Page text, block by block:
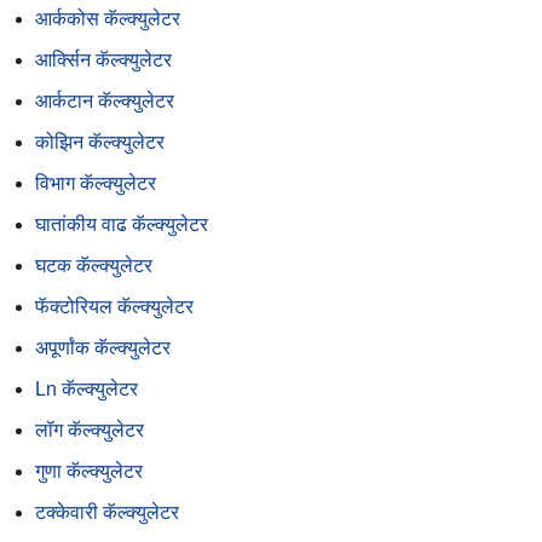
आर्ककोस कॅल्क्युलेटर
आर्क्सिन कॅल्क्युलेटर
आर्कटान कॅल्क्युलेटर
कोझिन कॅल्क्युलेटर
विभाग कॅल्क्युलेटर
घातांकीय वाढ कॅल्क्युलेटर
घटक कॅल्क्युलेटर
फॅक्टोरियल कॅल्क्युलेटर
अपूर्णांक कॅल्क्युलेटर
Ln कॅल्क्युलेटर
लॉग कॅल्क्युलेटर
गुणा कॅल्क्युलेटर
टक्केवारी कॅल्क्युलेटर